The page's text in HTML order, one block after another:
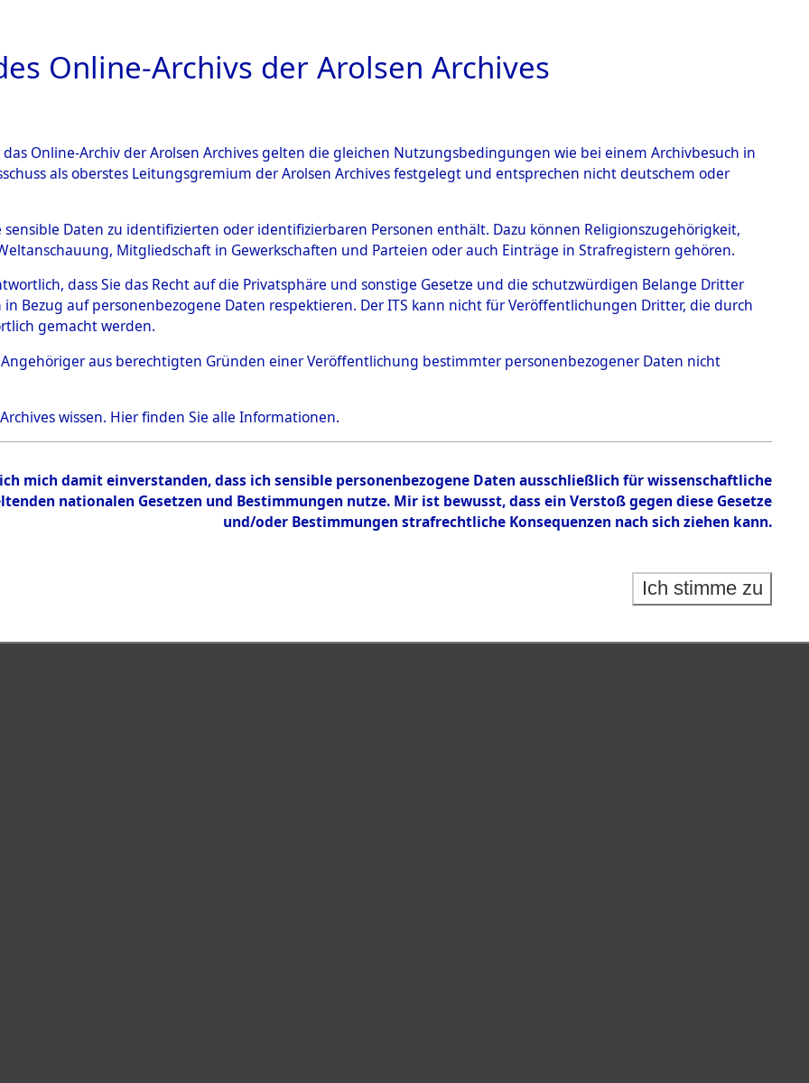
ARCHIVALE ÜBERSICHT BILD
0003 (108015942)
Person UYTDENHOOF, MARCEL
Bestand
Online-Archivs der Arolsen Archives
Online-Archiv der Arolsen Archives gelten die gleichen Nutzungsbedingungen wie bei einem Archivbesuch in
als oberstes Leitungsgremium der Arolsen Archives festgelegt und entsprechen nicht deutschem oder
sensible Daten zu identifizierten oder identifizierbaren Personen enthält. Dazu können Religionszugehörigkeit,
Mitgliedschaft in Gewerkschaften und Parteien oder auch Einträge in Strafregistern gehören.
dass Sie das Recht auf die Privatsphäre und sonstige Gesetze und die schutzwürdigen Belange Dritter
Bezug auf personenbezogene Daten respektieren. Der ITS kann nicht für Veröffentlichungen Dritter, die durch
gemacht werden.
Angehöriger aus berechtigten Gründen einer Veröffentlichung bestimmter personenbezogener Daten nicht
wissen. Hierfinden Sie alle Informationen.
mich damit einverstanden, dass ich sensible personenbezogene Daten ausschließlich für wissenschaftliche
nationalen Gesetzen und Bestimmungen nutze. Mir ist bewusst, dass ein Verstoß gegen diese Gesetze
und/oder Bestimmungen strafrechtliche Konsequenzen nach sich ziehen kann.
Ich stimme zu